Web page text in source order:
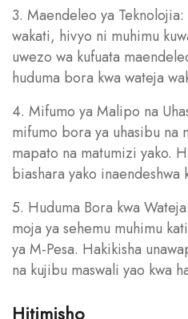
3. Maendeleo ya
wakati, hivyo ni muhimu
uwezo wa kufuata
huduma bora kwa wateja
4. Mifumo ya Malipo na
mifumo bora ya uhasibu na
mapato na matumizi yako.
biashara yako inaendeshwa
5. Huduma Bora kwa
moja ya sehemu muhimu
ya M-Pesa. Hakikisha
na kujibu maswali yao kwa
Hitimisho